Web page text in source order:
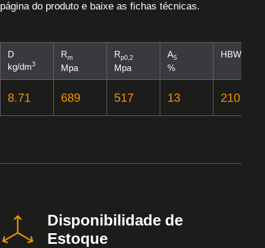
página do produto e baixe as fichas técnicas.
D
kg/dm3
Rm
Mpa
Rp0,2
Mpa
A5
%
HBW
8.71 689 517 13 210
Disponibilidade de
Estoque